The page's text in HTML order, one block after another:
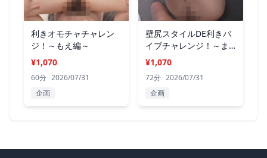
利きオモチャチャレン
ジ！～もえ編～
¥1,070
60分 2026/07/31
企画
壁尻スタイルDE利きバ
イブチャレンジ！～ま
い編～
¥1,070
72分 2026/07/31
企画